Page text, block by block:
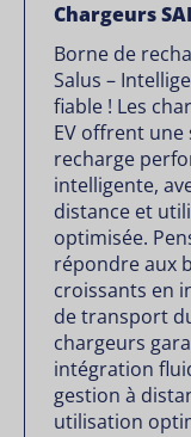
Chargeurs
Borne de
Salus –
fiable ! Les
EV offrent
recharge
intelligente,
distance et
optimisée.
répondre aux
croissants en
de transport
chargeurs
intégration
gestion à
utilisation